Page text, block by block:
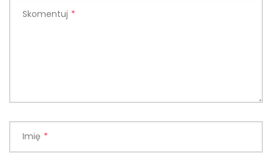
Skomentuj *
Imię *